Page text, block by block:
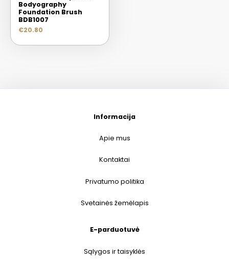
Bodyography
Foundation Brush
BDB1007
€20.80
Informacija
Apie mus
Kontaktai
Privatumo politika
Svetainės žemėlapis
E-parduotuvė
Sąlygos ir taisyklės